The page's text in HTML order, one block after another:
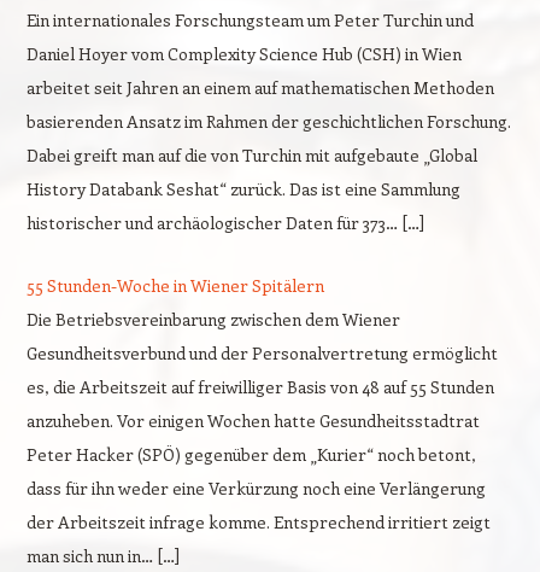
Ein internationales Forschungsteam um Peter Turchin und
Daniel Hoyer vom Complexity Science Hub (CSH) in Wien
arbeitet seit Jahren an einem auf mathematischen Methoden
basierenden Ansatz im Rahmen der geschichtlichen Forschung.
Dabei greift man auf die von Turchin mit aufgebaute „Global
History Databank Seshat“ zurück. Das ist eine Sammlung
historischer und archäologischer Daten für 373… […]
55 Stunden-Woche in Wiener Spitälern
Die Betriebsvereinbarung zwischen dem Wiener
Gesundheitsverbund und der Personalvertretung ermöglicht
es, die Arbeitszeit auf freiwilliger Basis von 48 auf 55 Stunden
anzuheben. Vor einigen Wochen hatte Gesundheitsstadtrat
Peter Hacker (SPÖ) gegenüber dem „Kurier“ noch betont,
dass für ihn weder eine Verkürzung noch eine Verlängerung
der Arbeitszeit infrage komme. Entsprechend irritiert zeigt
man sich nun in… […]